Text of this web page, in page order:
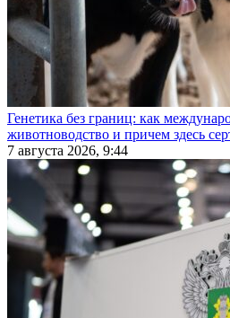
Генетика без границ: как
животноводство и причем здесь
7 августа 2026, 9:44